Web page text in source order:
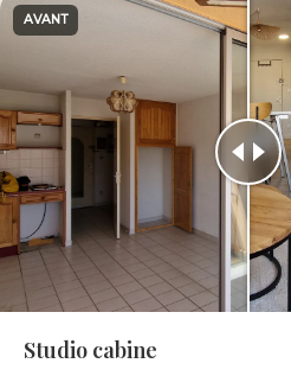
AVANT
Studio cabine